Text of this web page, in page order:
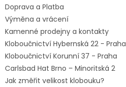
Doprava a Platba
Výměna a vrácení
Kamenné prodejny a kontakty
Kloboučnictví Hybernská 22 - Praha
Kloboučnictví Korunní 37 - Praha
Carlsbad Hat Brno – Minoritská 2
Jak změřit velikost klobouku?